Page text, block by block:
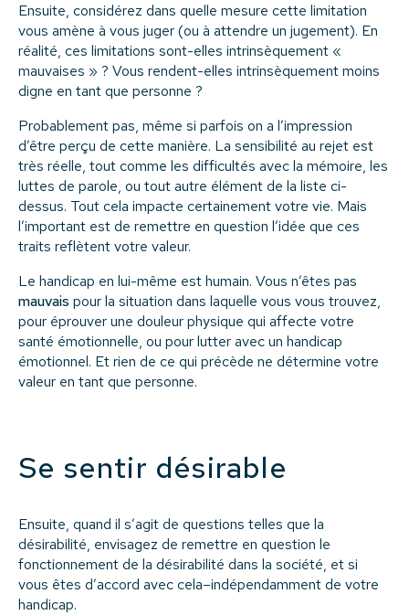
Ensuite, considérez dans quelle mesure cette limitation
vous amène à vous juger (ou à attendre un jugement). En
réalité, ces limitations sont-elles intrinsèquement «
mauvaises » ? Vous rendent-elles intrinsèquement moins
digne en tant que personne ?
Probablement pas, même si parfois on a l’impression
d’être perçu de cette manière. La sensibilité au rejet est
très réelle, tout comme les difficultés avec la mémoire, les
luttes de parole, ou tout autre élément de la liste ci-
dessus. Tout cela impacte certainement votre vie. Mais
l’important est de remettre en question l’idée que ces
traits reflètent votre valeur.
Le handicap en lui-même est humain. Vous n’êtes pas
mauvais pour la situation dans laquelle vous vous trouvez,
pour éprouver une douleur physique qui affecte votre
santé émotionnelle, ou pour lutter avec un handicap
émotionnel. Et rien de ce qui précède ne détermine votre
valeur en tant que personne.
Se sentir désirable
Ensuite, quand il s’agit de questions telles que la
désirabilité, envisagez de remettre en question le
fonctionnement de la désirabilité dans la société, et si
vous êtes d’accord avec cela–indépendamment de votre
handicap.